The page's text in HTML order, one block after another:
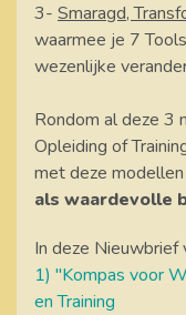
3- Smaragd,
waarmee je 7
wezenlijke
Rondom al deze 3
Opleiding of
met deze
als waardevolle
In deze Nieuwbrief
1) "Kompas voor
en Training